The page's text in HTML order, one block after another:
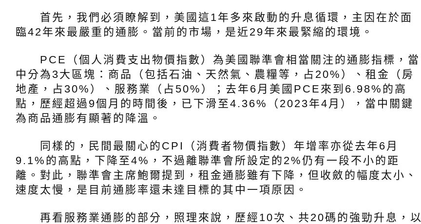
首先，我們必須瞭解到，美國這1年多來啟動的升息循環，主因在於面
臨42年來最嚴重的通膨。當前的市場，是近29年來最緊縮的環境。
PCE（個人消費支出物價指數）為美國聯準會相當關注的通膨指標，當
中分為3大區塊：商品（包括石油、天然氣、農糧等，占20%）、租金（房
地產，占30%）、服務業（占50%）；去年6月美國PCE來到6.98%的高
點，歷經超過9個月的時間後，已下滑至4.36%（2023年4月），當中關鍵
為商品通膨有顯著的降溫。
同樣的，民間最關心的CPI（消費者物價指數）年增率亦從去年6月
9.1%的高點，下降至4%，不過離聯準會所設定的2%仍有一段不小的距
離。對此，聯準會主席鮑爾提到，租金通膨雖有下降，但收斂的幅度太小、
速度太慢，是目前通膨率還未達目標的其中一項原因。
再看服務業通膨的部分，照理來說，歷經10次、共20碼的強勁升息，以